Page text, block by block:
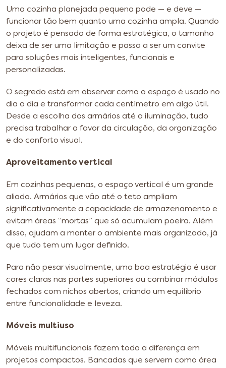
Uma cozinha planejada pequena pode — e deve —
funcionar tão bem quanto uma cozinha ampla. Quando
o projeto é pensado de forma estratégica, o tamanho
deixa de ser uma limitação e passa a ser um convite
para soluções mais inteligentes, funcionais e
personalizadas.
O segredo está em observar como o espaço é usado no
dia a dia e transformar cada centímetro em algo útil.
Desde a escolha dos armários até a iluminação, tudo
precisa trabalhar a favor da circulação, da organização
e do conforto visual.
Aproveitamento vertical
Em cozinhas pequenas, o espaço vertical é um grande
aliado. Armários que vão até o teto ampliam
significativamente a capacidade de armazenamento e
evitam áreas “mortas” que só acumulam poeira. Além
disso, ajudam a manter o ambiente mais organizado, já
que tudo tem um lugar definido.
Para não pesar visualmente, uma boa estratégia é usar
cores claras nas partes superiores ou combinar módulos
fechados com nichos abertos, criando um equilíbrio
entre funcionalidade e leveza.
Móveis multiuso
Móveis multifuncionais fazem toda a diferença em
projetos compactos. Bancadas que servem como área